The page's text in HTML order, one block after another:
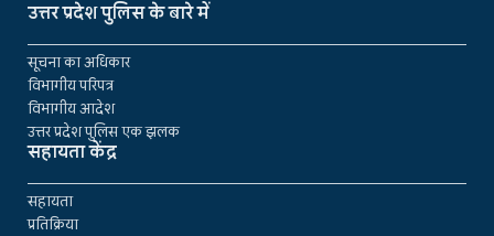
उत्तर प्रदेश पुलिस के बारे में
सूचना का अधिकार
विभागीय परिपत्र
विभागीय आदेश
उत्तर प्रदेश पुलिस एक झलक
सहायता केंद्र
सहायता
प्रतिक्रिया